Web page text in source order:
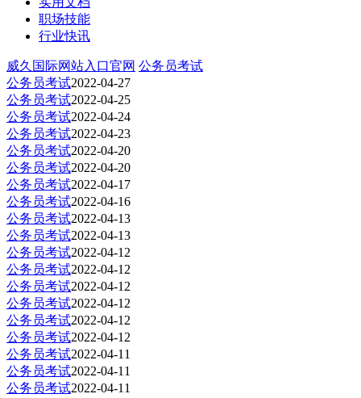
职场技能
行业快讯
威久国际网站入口官网 公务员考试
公务员考试2022-04-27
公务员考试2022-04-25
公务员考试2022-04-24
公务员考试2022-04-23
公务员考试2022-04-20
公务员考试2022-04-20
公务员考试2022-04-17
公务员考试2022-04-16
公务员考试2022-04-13
公务员考试2022-04-13
公务员考试2022-04-12
公务员考试2022-04-12
公务员考试2022-04-12
公务员考试2022-04-12
公务员考试2022-04-12
公务员考试2022-04-12
公务员考试2022-04-11
公务员考试2022-04-11
公务员考试2022-04-11